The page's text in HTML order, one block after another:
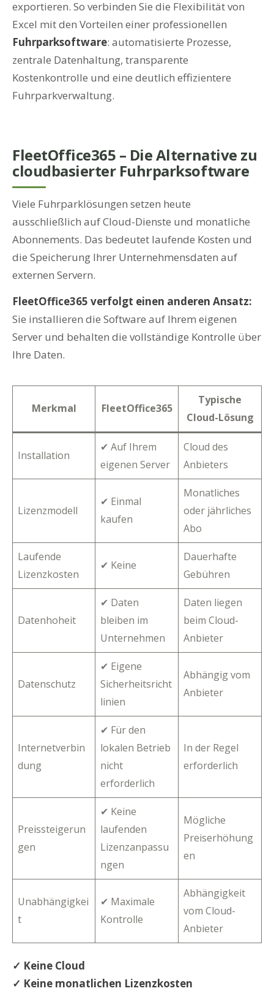
exportieren. So verbinden Sie die Flexibilität von
Excel mit den Vorteilen einer professionellen
Fuhrparksoftware: automatisierte Prozesse,
zentrale Datenhaltung, transparente
Kostenkontrolle und eine deutlich effizientere
Fuhrparkverwaltung.
FleetOffice365 – Die Alternative zu
cloudbasierter Fuhrparksoftware
Viele Fuhrparklösungen setzen heute
ausschließlich auf Cloud-Dienste und monatliche
Abonnements. Das bedeutet laufende Kosten und
die Speicherung Ihrer Unternehmensdaten auf
externen Servern.
FleetOffice365 verfolgt einen anderen Ansatz:
Sie installieren die Software auf Ihrem eigenen
Server und behalten die vollständige Kontrolle über
Ihre Daten.
Merkmal FleetOffice365
Typische
Cloud-Lösung
Installation
✔ Auf Ihrem
eigenen Server
Cloud des
Anbieters
Lizenzmodell
✔ Einmal
kaufen
Monatliches
oder jährliches
Abo
Laufende
Lizenzkosten
✔ Keine
Dauerhafte
Gebühren
Datenhoheit
✔ Daten
bleiben im
Unternehmen
Daten liegen
beim Cloud-
Anbieter
Datenschutz
✔ Eigene
Sicherheitsricht
linien
Abhängig vom
Anbieter
Internetverbin
dung
✔ Für den
lokalen Betrieb
nicht
erforderlich
In der Regel
erforderlich
Preissteigerun
gen
✔ Keine
laufenden
Lizenzanpassu
ngen
Mögliche
Preiserhöhung
en
Unabhängigkei
t
✔ Maximale
Kontrolle
Abhängigkeit
vom Cloud-
Anbieter
✓ Keine Cloud
✓ Keine monatlichen Lizenzkosten